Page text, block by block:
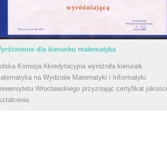
dla kierunku matematyka
Komisja Akredytacyjna wyróżniła kierunek
na Wydziale Matematyki i Informatyki
Wrocławskiego przyznając certyfikat jakości